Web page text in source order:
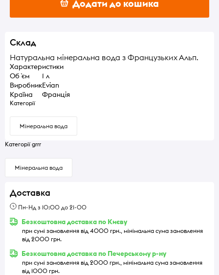
Додати до кошика
Склад
Натуральна мінеральна вода з Французьких Альп.
Характеристики
Об `єм
1 л
ВиробникEvian
Країна
Франція
Категорії
Мінеральна вода
Категорії grrr
Мінеральна вода
Доставка
Пн-Нд з 10:00 до 21-00
Безкоштовна доставка по Києву
при сумі замовлення від 4000 грн., мінімальна сума замовлення
від 2000 грн.
Безкоштовна доставка по Печерському р-ну
при сумі замовлення від 2000 грн., мінімальна сума замовлення
від 1000 грн.